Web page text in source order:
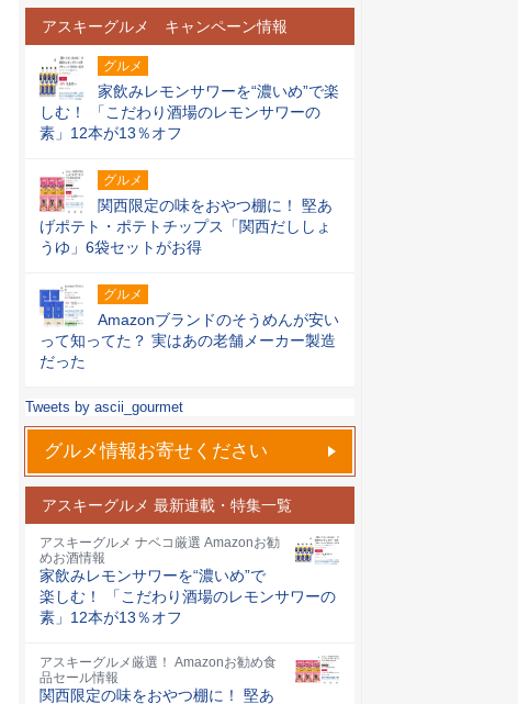
アスキーグルメ キャンペーン情報
グルメ
家飲みレモンサワーを“濃いめ”で楽
しむ！ 「こだわり酒場のレモンサワーの
素」12本が13％オフ
グルメ
関西限定の味をおやつ棚に！ 堅あ
げポテト・ポテトチップス「関西だししょ
うゆ」6袋セットがお得
グルメ
Amazonブランドのそうめんが安い
って知ってた？ 実はあの老舗メーカー製造
だった
Tweets by ascii_gourmet
グルメ情報お寄せください
アスキーグルメ 最新連載・特集一覧
アスキーグルメ ナベコ厳選 Amazonお勧
めお酒情報
家飲みレモンサワーを“濃いめ”で
楽しむ！ 「こだわり酒場のレモンサワーの
素」12本が13％オフ
アスキーグルメ厳選！ Amazonお勧め食
品セール情報
関西限定の味をおやつ棚に！ 堅あ